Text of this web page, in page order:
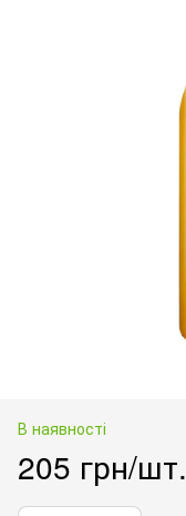
В наявності
205 грн/шт.